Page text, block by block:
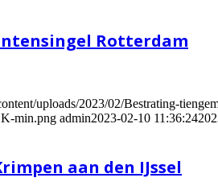
Rotterdam
uploads/2023/02/Bestrating-
min.png admin2023-02-10 11:36:24
aan den IJssel